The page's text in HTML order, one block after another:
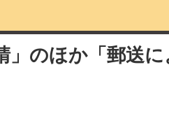
」のほか「郵送